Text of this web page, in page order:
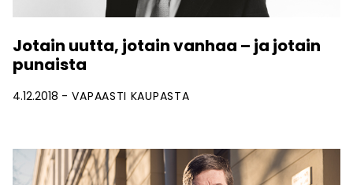
Jotain uutta, jotain vanhaa – ja jotain
punaista
4.12.2018 VAPAASTI KAUPASTA